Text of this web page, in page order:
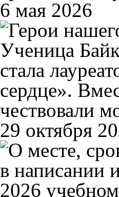
6 мая 2026
Ученица
стала
сердце».
чествовали
29 октября